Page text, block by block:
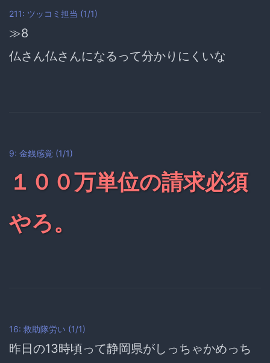
211: ツッコミ担当 (1/1)
≫8
仏さん仏さんになるって分かりにくいな
9: 金銭感覚 (1/1)
１００万単位の請求必須
やろ。
16: 救助隊労い (1/1)
昨日の13時頃って静岡県がしっちゃかめっち